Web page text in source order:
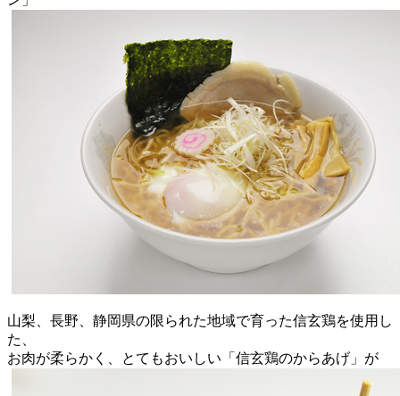
山梨、長野、静岡県の限られた地域で育った信玄鶏を使用し
た、
お肉が柔らかく、とてもおいしい「信玄鶏のからあげ」が